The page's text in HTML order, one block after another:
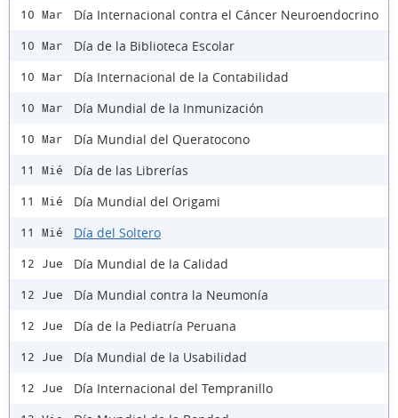
10 Mar Día Internacional contra el Cáncer Neuroendocrino
10 Mar Día de la Biblioteca Escolar
10 Mar Día Internacional de la Contabilidad
10 Mar Día Mundial de la Inmunización
10 Mar Día Mundial del Queratocono
11 Mié Día de las Librerías
11 Mié Día Mundial del Origami
11 Mié Día del Soltero
12 Jue Día Mundial de la Calidad
12 Jue Día Mundial contra la Neumonía
12 Jue Día de la Pediatría Peruana
12 Jue Día Mundial de la Usabilidad
12 Jue Día Internacional del Tempranillo